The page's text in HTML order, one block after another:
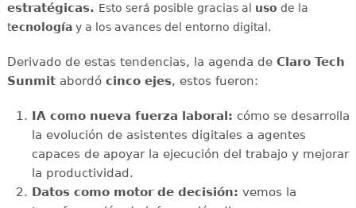
estratégicas. Esto será posible gracias al uso de la
tecnologíay a los avances del entorno digital.
Derivado de estas tendencias, la agenda de Claro Tech
Sunmitabordó cinco ejes, estos fueron:
IA como nueva fuerza laboral: cómo se desarrolla
la evolución de asistentes digitales a agentes
capaces de apoyar la ejecución del trabajo y mejorar
la productividad.
Datos como motor de decisión: vemos la